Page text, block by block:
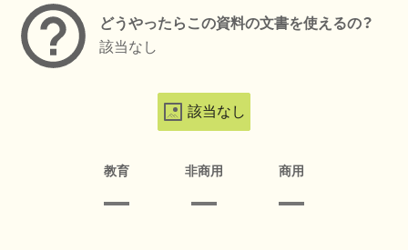
どうやったらこの資料の文書を使えるの？
該当なし
該当なし
教育 非商用 商用